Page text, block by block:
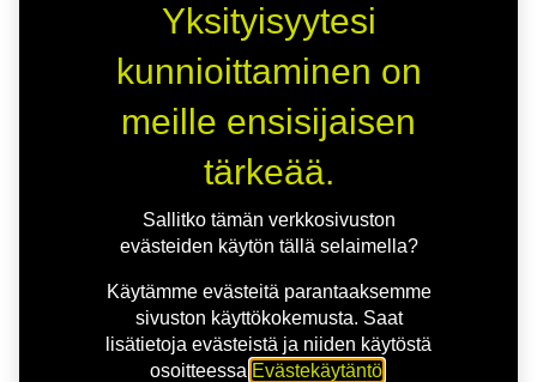
Yksityisyytesi
kunnioittaminen on
meille ensisijaisen
tärkeää.
Sallitko tämän verkkosivuston
evästeiden käytön tällä selaimella?
Käytämme evästeitä parantaaksemme
sivuston käyttökokemusta. Saat
lisätietoja evästeistä ja niiden käytöstä
osoitteessa Evästekäytäntö